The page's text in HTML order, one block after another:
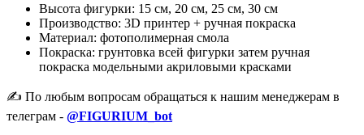
Высота фигурки: 15 см, 20 см, 25 см, 30 см
Производство: 3D принтер + ручная покраска
Материал: фотополимерная смола
Покраска: грунтовка всей фигурки затем ручная
покраска модельными акриловыми красками
✍️ По любым вопросам обращаться к нашим менеджерам в
телеграм - @FIGURIUM_bot